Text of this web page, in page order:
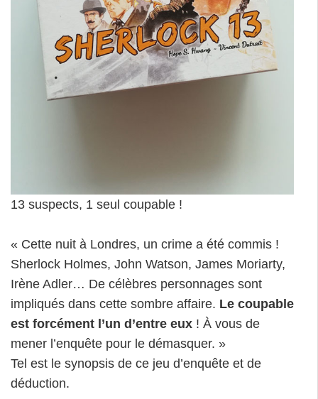
13 suspects, 1 seul coupable !
« Cette nuit à Londres, un crime a été commis !
Sherlock Holmes, John Watson, James Moriarty,
Irène Adler… De célèbres personnages sont
impliqués dans cette sombre affaire. Le coupable
est forcément l’un d’entre eux ! À vous de
mener l’enquête pour le démasquer. »
Tel est le synopsis de ce jeu d’enquête et de
déduction.